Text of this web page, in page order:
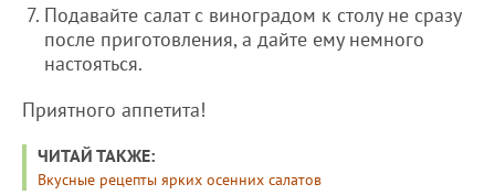
Подавайте салат с виноградом к столу не сразу
после приготовления, а дайте ему немного
настояться.
Приятного аппетита!
ЧИТАЙ ТАКЖЕ:
Вкусные рецепты ярких осенних салатов